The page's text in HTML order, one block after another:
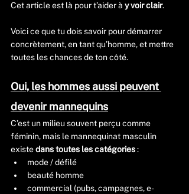
Cet article est là pour t’aider à y voir clair.
Voici ce que tu dois savoir pour démarrer
concrètement, en tant qu’homme, et mettre
toutes les chances de ton côté.
Oui, les hommes aussi peuvent
devenir mannequins
C’est un milieu souvent perçu comme
féminin, mais le mannequinat masculin
existe dans toutes les catégories :
mode / défilé
beauté homme
commercial (pubs, campagnes, e-